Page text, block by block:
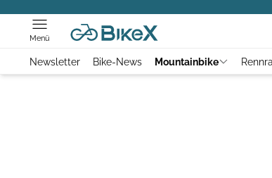
Menü
Newsletter Bike-News Mountainbike